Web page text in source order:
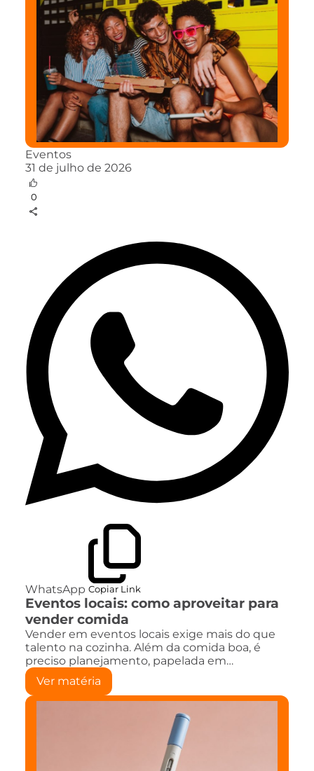
Eventos
31 de julho de 2026
0
WhatsApp Copiar Link
Eventos locais: como aproveitar para
vender comida
Vender em eventos locais exige mais do que
talento na cozinha. Além da comida boa, é
preciso planejamento, papelada em…
Ver matéria